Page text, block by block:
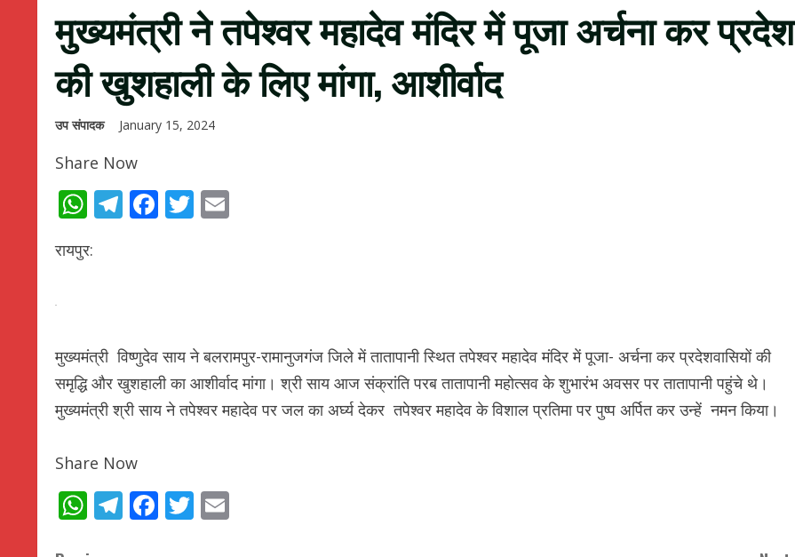
मुख्यमंत्री ने तपेश्वर महादेव मंदिर में पूजा अर्चना कर प्रदेश
की खुशहाली के लिए मांगा, आशीर्वाद
उप संपादक January 15, 2024
Share Now
WhatsApp
Telegram
Facebook
Twitter
रायपुर:
मुख्यमंत्री विष्णुदेव साय ने बलरामपुर-रामानुजगंज जिले में तातापानी स्थित तपेश्वर महादेव मंदिर में पूजा- अर्चना कर प्रदेशवासियों की
समृद्धि और खुशहाली का आशीर्वाद मांगा। श्री साय आज संक्रांति परब तातापानी महोत्सव के शुभारंभ अवसर पर तातापानी पहुंचे थे।
मुख्यमंत्री श्री साय ने तपेश्वर महादेव पर जल का अर्घ्य देकर तपेश्वर महादेव के विशाल प्रतिमा पर पुष्प अर्पित कर उन्हें नमन किया।
Share Now
WhatsApp
Telegram
Facebook
Twitter